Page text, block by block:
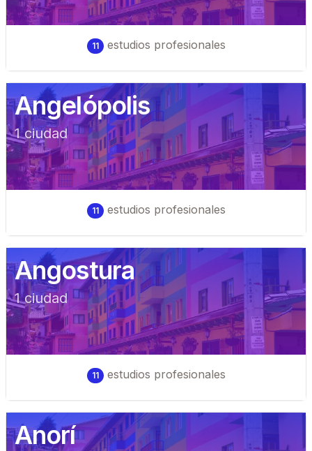
11 estudios profesionales
Angelópolis
1ciudad
11 estudios profesionales
Angostura
1ciudad
11 estudios profesionales
Anorí